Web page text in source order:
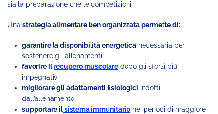
sia la preparazione che le competizioni.
Una strategia alimentare ben organizzata permette di:
garantire la disponibilità energetica necessaria per
sostenere gli allenamenti
favorire ilrecupero muscolare dopo gli sforzi più
impegnativi
migliorare gli adattamenti fisiologici indotti
dall’allenamento
supportare ilsistema immunitario nei periodi di maggiore